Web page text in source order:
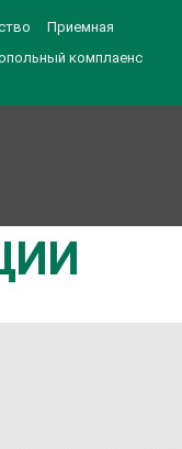
Приемная
комплаенс